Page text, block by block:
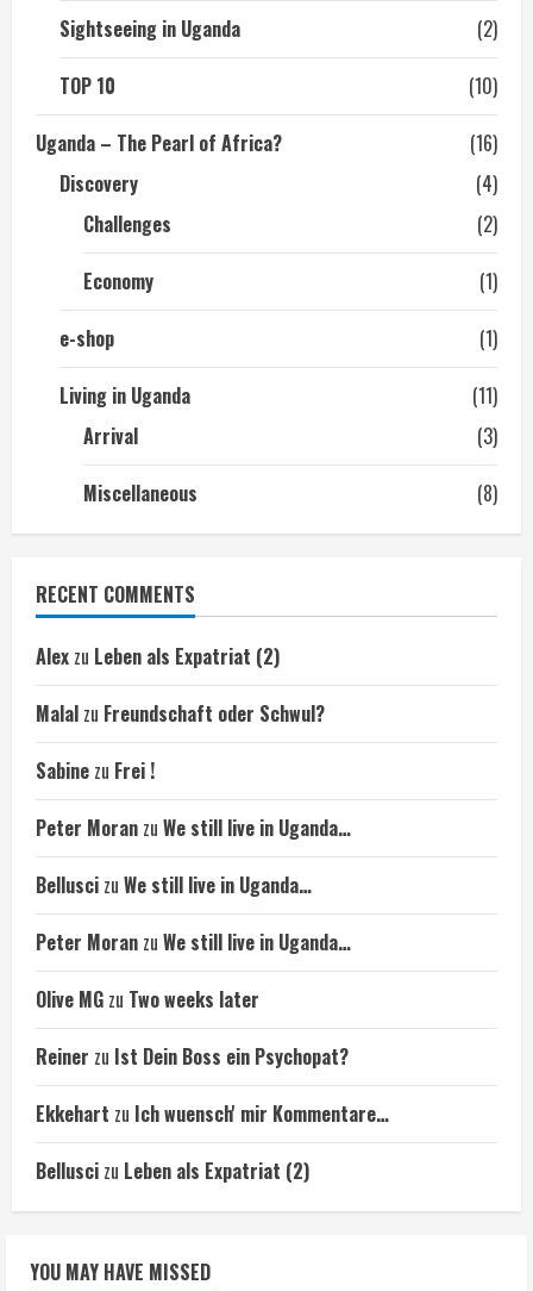
Sightseeing in Uganda
(2)
TOP 10
(10)
Uganda – The Pearl of Africa?
(16)
Discovery
(4)
Challenges
(2)
Economy
(1)
e-shop
(1)
Living in Uganda
(11)
Arrival
(3)
Miscellaneous
(8)
RECENT COMMENTS
Alex zu Leben als Expatriat (2)
Malal zu Freundschaft oder Schwul?
Sabine zu Frei !
Peter Moran zu We still live in Uganda…
Bellusci zu We still live in Uganda…
Peter Moran zu We still live in Uganda…
Olive MG zu Two weeks later
Reiner zu Ist Dein Boss ein Psychopat?
Ekkehart zu Ich wuensch' mir Kommentare…
Bellusci zu Leben als Expatriat (2)
YOU MAY HAVE MISSED